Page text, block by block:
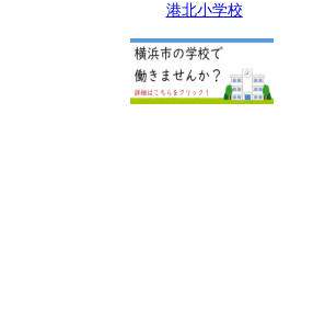
港北小学校